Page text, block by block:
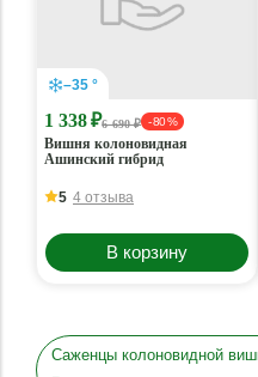
–35 °
1 338 ₽6 690 ₽ - 80 %
Вишня колоновидная
Ашинский гибрид
5 4 отзыва
В корзину
Саженцы колоновидной